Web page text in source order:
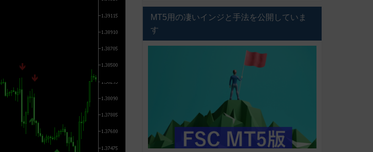
MT5用の凄いインジと手法を公開していま
す